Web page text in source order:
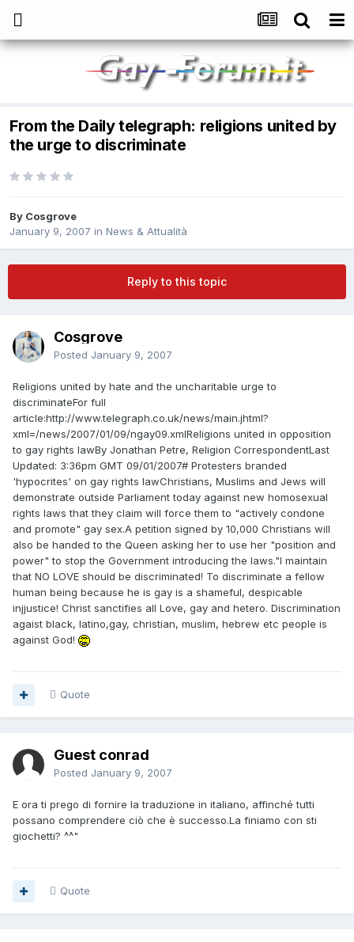
From the Daily telegraph: religions united by
the urge to discriminate
By Cosgrove
January 9, 2007 in News & Attualità
Reply to this topic
Cosgrove
Posted January 9, 2007
Religions united by hate and the uncharitable urge to
discriminateFor full
article:http://www.telegraph.co.uk/news/main.jhtml?
xml=/news/2007/01/09/ngay09.xmlReligions united in opposition
to gay rights lawBy Jonathan Petre, Religion CorrespondentLast
Updated: 3:36pm GMT 09/01/2007# Protesters branded
'hypocrites' on gay rights lawChristians, Muslims and Jews will
demonstrate outside Parliament today against new homosexual
rights laws that they claim will force them to "actively condone
and promote" gay sex.A petition signed by 10,000 Christians will
also be handed to the Queen asking her to use her "position and
power" to stop the Government introducing the laws."I maintain
that NO LOVE should be discriminated! To discriminate a fellow
human being because he is gay is a shameful, despicable
injjustice! Christ sanctifies all Love, gay and hetero. Discrimination
agaist black, latino,gay, christian, muslim, hebrew etc people is
against God!
Quote
Guest conrad
Posted January 9, 2007
E ora ti prego di fornire la traduzione in italiano, affinché tutti
possano comprendere ciò che è successo.La finiamo con sti
giochetti? ^^"
Quote